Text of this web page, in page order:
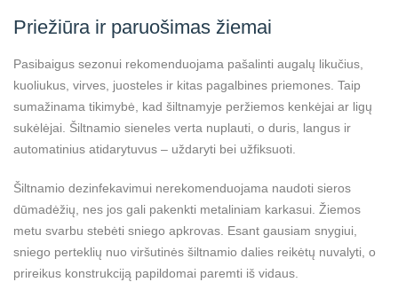
Priežiūra ir paruošimas žiemai
Pasibaigus sezonui rekomenduojama pašalinti augalų likučius,
kuoliukus, virves, juosteles ir kitas pagalbines priemones. Taip
sumažinama tikimybė, kad šiltnamyje peržiemos kenkėjai ar ligų
sukėlėjai. Šiltnamio sieneles verta nuplauti, o duris, langus ir
automatinius atidarytuvus – uždaryti bei užfiksuoti.
Šiltnamio dezinfekavimui nerekomenduojama naudoti sieros
dūmadėžių, nes jos gali pakenkti metaliniam karkasui. Žiemos
metu svarbu stebėti sniego apkrovas. Esant gausiam snygiui,
sniego perteklių nuo viršutinės šiltnamio dalies reikėtų nuvalyti, o
prireikus konstrukciją papildomai paremti iš vidaus.